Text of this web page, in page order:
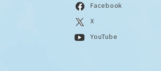
Facebook
X
YouTube